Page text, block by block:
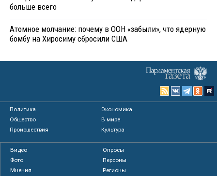
больше всего
Атомное молчание: почему в ООН «забыли», что ядерную
бомбу на Хиросиму сбросили США
Политика
Экономика
Общество
В мире
Происшествия
Культура
Видео
Опросы
Фото
Персоны
Мнения
Регионы